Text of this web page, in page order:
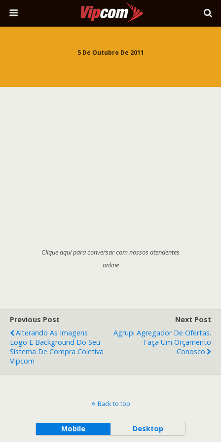
5 De Outubro De 2011
Clique aqui para conversar com nossos atendentes
online
Previous Post
Alterando As Imagens
Logo E Background Do Seu
Sistema De Compra Coletiva
Vipcom
Next Post
Agrupi Agregador De Ofertas.
Faça Um Orçamento
Conosco
Back to top
Mobile Desktop